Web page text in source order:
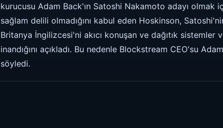
kurucusu Adam Back'ın Satoshi Nakamoto adayı olmak
sağlam delili olmadığını kabul eden Hoskinson,
Britanya İngilizcesi'ni akıcı konuşan ve dağıtık
inandığını açıkladı. Bu nedenle Blockstream CEO'su
söyledi.